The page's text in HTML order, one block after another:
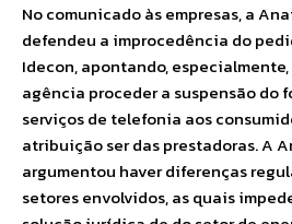
No comunicado às empresas, a
defendeu a improcedência do
Idecon, apontando,
agência proceder a suspensão do
serviços de telefonia aos
atribuição ser das prestadoras. A
argumentou haver diferenças
setores envolvidos, as quais